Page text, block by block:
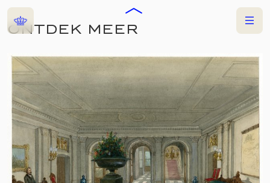
Home Menu
TENTOONSTELLING
DE GROTE TRAP –
ALS MUREN KONDEN
PRATEN
17 APRIL 2026—
30 AUGUSTUS 2026
PALEIS HET LOO
ONTDEK MEER